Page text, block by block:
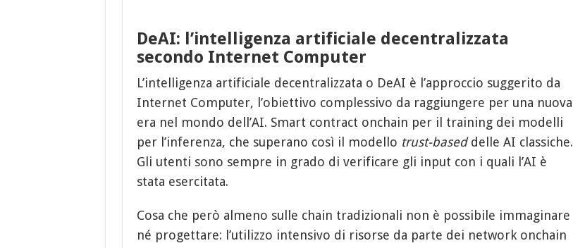
DeAI: l’intelligenza artificiale decentralizzata
secondo Internet Computer
L’intelligenza artificiale decentralizzata o DeAI è l’approccio suggerito da
Internet Computer, l’obiettivo complessivo da raggiungere per una nuova
era nel mondo dell’AI. Smart contract onchain per il training dei modelli
per l’inferenza, che superano così il modello trust-baseddelle AI classiche.
Gli utenti sono sempre in grado di verificare gli input con i quali l’AI è
stata esercitata.
Cosa che però almeno sulle chain tradizionali non è possibile immaginare
né progettare: l’utilizzo intensivo di risorse da parte dei network onchain